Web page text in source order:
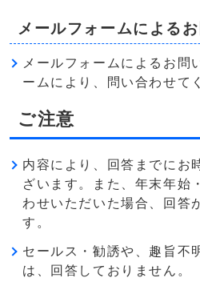
メールフォームによる
メールフォームによるお問
ームにより、問い合わせて
ご注意
内容により、回答までにお
ざいます。また、年末年始
わせいただいた場合、回答
す。
セールス・勧誘や、趣旨不
は、回答しておりません。